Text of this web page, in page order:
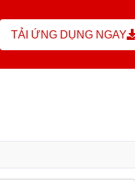
TẢI ỨNG DỤNG NGAY